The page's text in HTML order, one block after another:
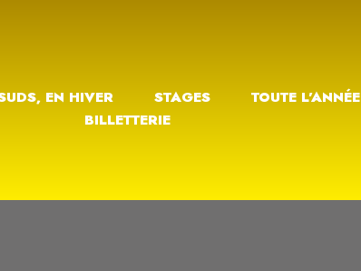
EN HIVER STAGES TOUTE L’ANNÉE
BILLETTERIE